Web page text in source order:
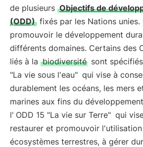
de plusieurs Objectifs de
(ODD) fixés par les Nations unies.
promouvoir le développement
différents domaines. Certains des
liés à la biodiversité sont
"La vie sous l'eau" qui vise à
durablement les océans, les mers
marines aux fins du
l' ODD 15 "La vie sur Terre" qui
restaurer et promouvoir
écosystèmes terrestres, à gérer